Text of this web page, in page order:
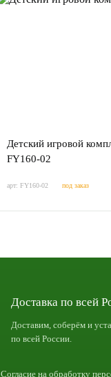
Детский игровой
FY160-02
арт: FY160-02 под заказ
Доставка по всей
Доставим, соберём и
по всей России.
Согласие на обработку